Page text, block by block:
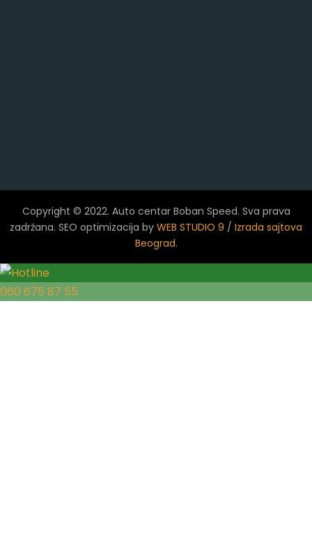
Copyright © 2022. Auto centar Boban Speed. Sva prava
zadržana. SEO optimizacija by WEB STUDIO 9 / Izrada sajtova
Beograd.
060 675 87 55